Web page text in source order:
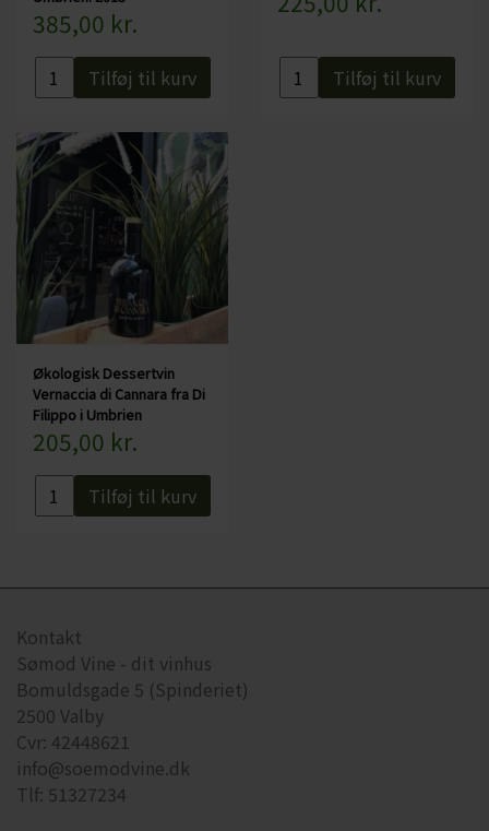
Indeholder sulfitter: Ja, alle vine indeholder sulfitter, da de opstår
under fermenteringen
385,00 kr.
Tilføj til kurv Tilføj til kurv
Økologisk Dessertvin
Vernaccia di Cannara fra Di
Filippo i Umbrien
205,00 kr.
Tilføj til kurv
Kontakt
Sømod Vine - dit vinhus
Bomuldsgade 5 (Spinderiet)
2500 Valby
Cvr: 42448621
info@soemodvine.dk
Tlf: 51327234